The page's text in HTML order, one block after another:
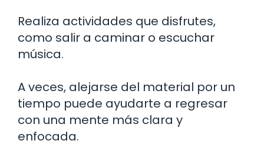
Realiza actividades que disfrutes,
como salir a caminar o escuchar
música.
A veces, alejarse del material por un
tiempo puede ayudarte a regresar
con una mente más clara y
enfocada.